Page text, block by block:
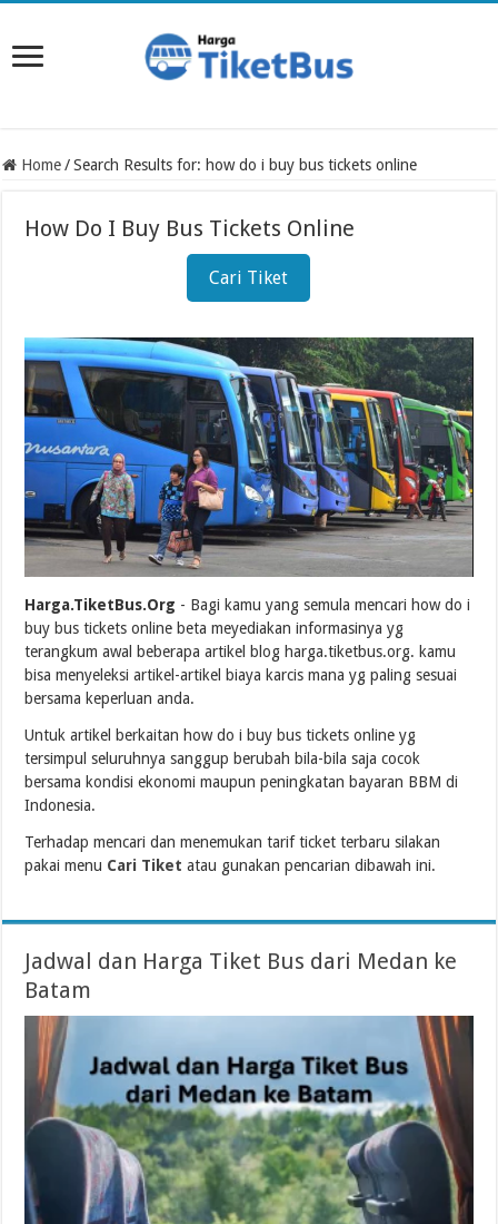
Home / Search Results for: how do i buy bus tickets online
How Do I Buy Bus Tickets Online
Cari Tiket
Harga.TiketBus.Org - Bagi kamu yang semula mencari how do i
buy bus tickets online beta meyediakan informasinya yg
terangkum awal beberapa artikel blog harga.tiketbus.org. kamu
bisa menyeleksi artikel-artikel biaya karcis mana yg paling sesuai
bersama keperluan anda.
Untuk artikel berkaitan how do i buy bus tickets online yg
tersimpul seluruhnya sanggup berubah bila-bila saja cocok
bersama kondisi ekonomi maupun peningkatan bayaran BBM di
Indonesia.
Terhadap mencari dan menemukan tarif ticket terbaru silakan
pakai menu Cari Tiket atau gunakan pencarian dibawah ini.
Jadwal dan Harga Tiket Bus dari Medan ke
Batam